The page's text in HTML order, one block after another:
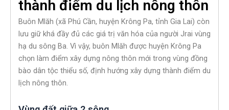
thành điểm du lịch nông thôn
Buôn Mlăh (xã Phú Cần, huyện Krông Pa, tỉnh Gia Lai) còn
lưu giữ khá đầy đủ các giá trị văn hóa của người Jrai vùng
hạ du sông Ba. Vì vậy, buôn Mlăh được huyện Krông Pa
chọn làm điểm xây dựng nông thôn mới trong vùng đồng
bào dân tộc thiểu số, định hướng xây dựng thành điểm du
lịch nông thôn.